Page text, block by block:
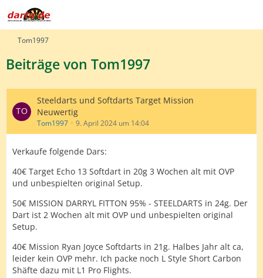
Tom1997
Beiträge von Tom1997
Steeldarts und Softdarts Target Mission
Neuwertig
Tom1997 9. April 2024 um 14:04
Verkaufe folgende Dars:
40€ Target Echo 13 Softdart in 20g 3 Wochen alt mit OVP
und unbespielten original Setup.
50€ MISSION DARRYL FITTON 95% - STEELDARTS in 24g. Der
Dart ist 2 Wochen alt mit OVP und unbespielten original
Setup.
40€ Mission Ryan Joyce Softdarts in 21g. Halbes Jahr alt ca,
leider kein OVP mehr. Ich packe noch L Style Short Carbon
Shäfte dazu mit L1 Pro Flights.